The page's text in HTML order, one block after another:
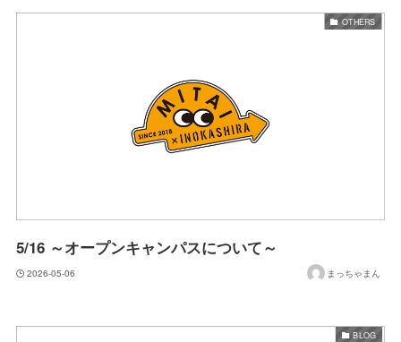
OTHERS
5/16 ～オープンキャンパスについて～
2026-05-06 まっちゃまん
BLOG